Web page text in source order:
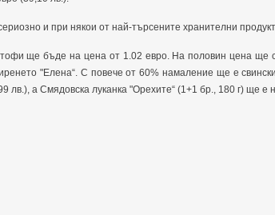
и при някои от най-търсените хранителни
ще бъде на цена от 1.02 евро. На половин цена ще
"Елена“. С повече от 60% намаление ще е
лв.), а Смядовска луканка "Орехите“ (1+1 бр., 180 г) ще е